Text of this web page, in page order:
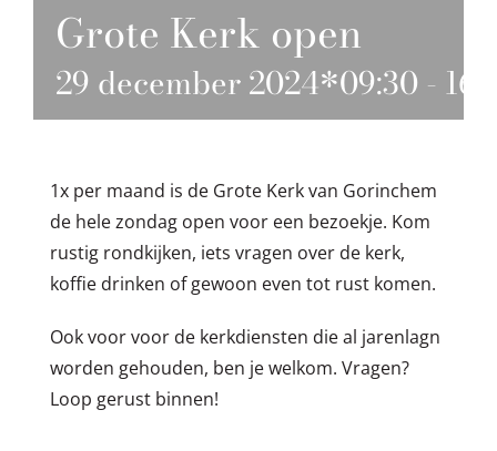
Grote Kerk open
29 december 2024*09:30 -
1x per maand is de Grote Kerk van Gorinchem
de hele zondag open voor een bezoekje. Kom
rustig rondkijken, iets vragen over de kerk,
koffie drinken of gewoon even tot rust komen.
Ook voor voor de kerkdiensten die al jarenlagn
worden gehouden, ben je welkom. Vragen?
Loop gerust binnen!